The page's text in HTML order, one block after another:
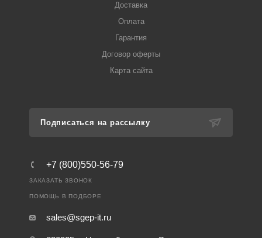
Доставка
Оплата
Гарантия
Договор оферты
Карта сайта
Подписаться на рассылку
+7 (800)550-56-79
ЗАКАЗАТЬ ЗВОНОК
ПОМОЩЬ В ПОДБОРЕ
sales@sgep-it.ru